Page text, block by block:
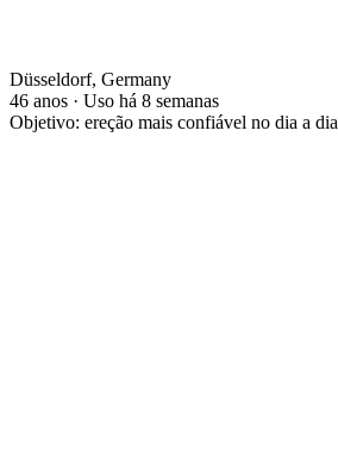
Düsseldorf, Germany
46 anos · Uso há 8 semanas
Objetivo: ereção mais confiável no dia a dia